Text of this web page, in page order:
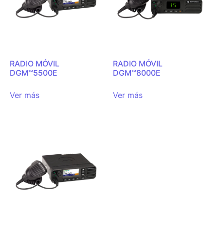
RADIO MÓVIL
DGM™5500E
Ver más
RADIO MÓVIL
DGM™8000E
Ver más